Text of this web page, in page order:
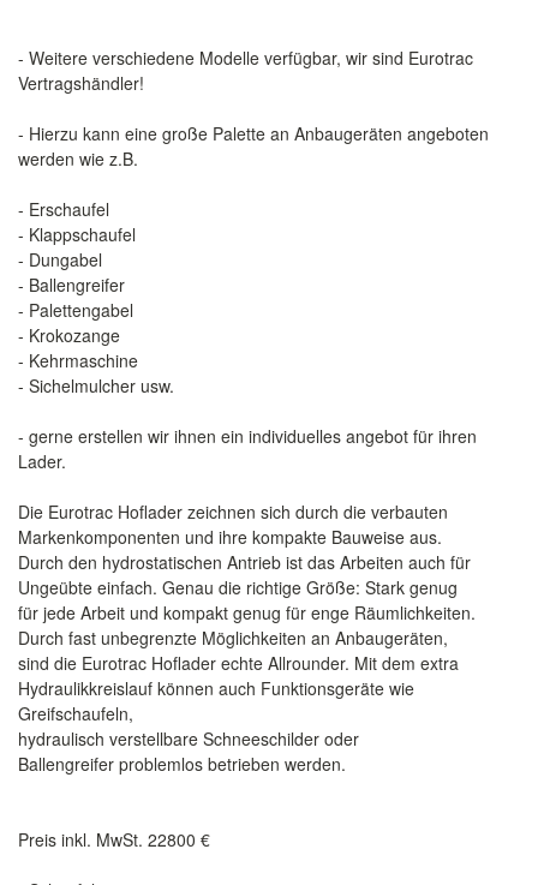
- Weitere verschiedene Modelle verfügbar, wir sind Eurotrac
Vertragshändler!
- Hierzu kann eine große Palette an Anbaugeräten angeboten
werden wie z.B.
- Erschaufel
- Klappschaufel
- Dungabel
- Ballengreifer
- Palettengabel
- Krokozange
- Kehrmaschine
- Sichelmulcher usw.
- gerne erstellen wir ihnen ein individuelles angebot für ihren
Lader.
Die Eurotrac Hoflader zeichnen sich durch die verbauten
Markenkomponenten und ihre kompakte Bauweise aus.
Durch den hydrostatischen Antrieb ist das Arbeiten auch für
Ungeübte einfach. Genau die richtige Größe: Stark genug
für jede Arbeit und kompakt genug für enge Räumlichkeiten.
Durch fast unbegrenzte Möglichkeiten an Anbaugeräten,
sind die Eurotrac Hoflader echte Allrounder. Mit dem extra
Hydraulikkreislauf können auch Funktionsgeräte wie
Greifschaufeln,
hydraulisch verstellbare Schneeschilder oder
Ballengreifer problemlos betrieben werden.
Preis inkl. MwSt. 22800 €